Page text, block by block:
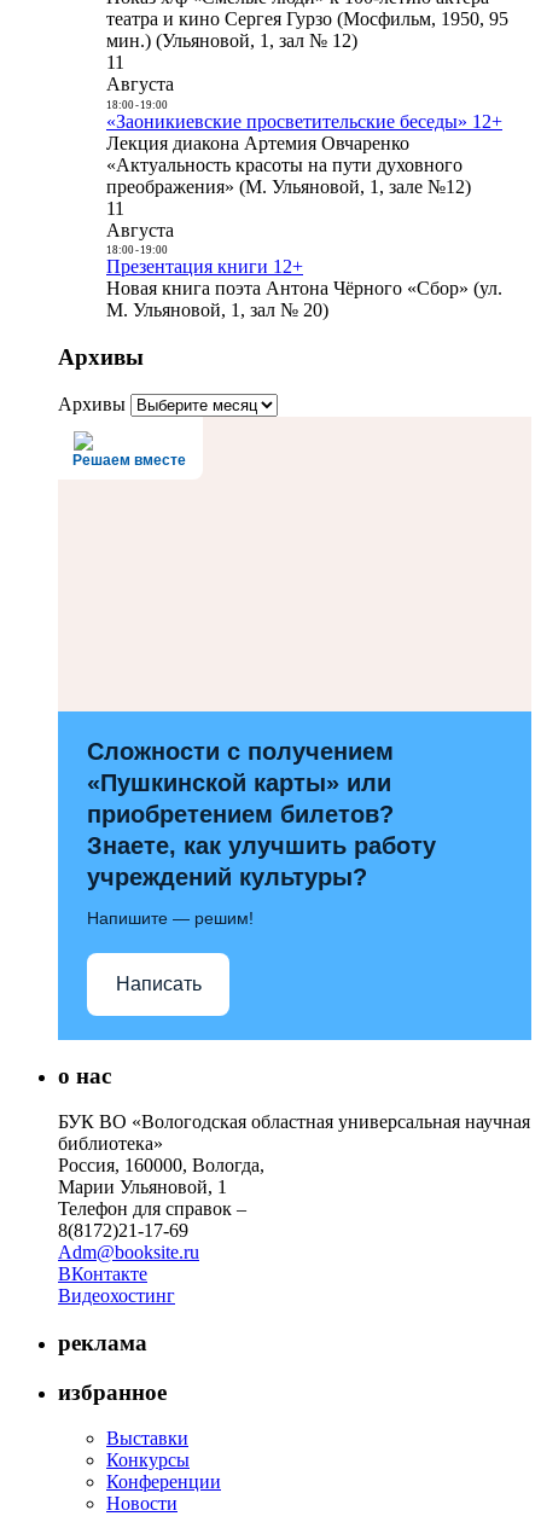
театра и кино Сергея Гурзо (Мосфильм, 1950, 95
мин.) (Ульяновой, 1, зал № 12)
11
Августа
18:00- 19:00
«Заоникиевские просветительские беседы» 12+
Лекция диакона Артемия Овчаренко
«Актуальность красоты на пути духовного
преображения» (М. Ульяновой, 1, зале №12)
11
Августа
18:00- 19:00
Презентация книги 12+
Новая книга поэта Антона Чёрного «Сбор» (ул.
М. Ульяновой, 1, зал № 20)
Архивы
Архивы
Решаем вместе
Сложности с получением
«Пушкинской карты» или
приобретением билетов?
Знаете, как улучшить работу
учреждений культуры?
Напишите — решим!
Написать
о нас
БУК ВО «Вологодская областная универсальная научная
библиотека»
Россия, 160000, Вологда,
Марии Ульяновой, 1
Телефон для справок –
8(8172)21-17-69
Adm@booksite.ru
ВКонтакте
Видеохостинг
реклама
избранное
Выставки
Конкурсы
Конференции
Новости